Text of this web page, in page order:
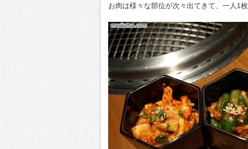
お肉は様々な部位が次々出てきて、一人1枚